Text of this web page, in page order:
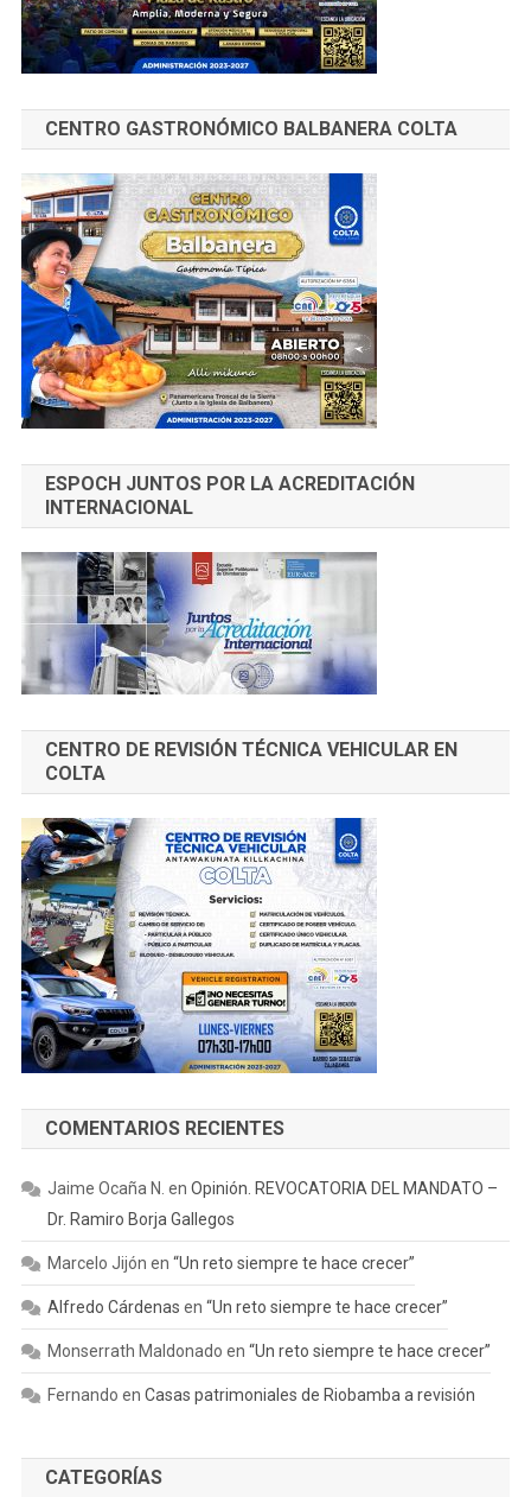
CENTRO GASTRONÓMICO BALBANERA COLTA
ESPOCH JUNTOS POR LA ACREDITACIÓN
INTERNACIONAL
CENTRO DE REVISIÓN TÉCNICA VEHICULAR EN
COLTA
COMENTARIOS RECIENTES
Jaime Ocaña N. en Opinión. REVOCATORIA DEL MANDATO –
Dr. Ramiro Borja Gallegos
Marcelo Jijón en “Un reto siempre te hace crecer”
Alfredo Cárdenas en “Un reto siempre te hace crecer”
Monserrath Maldonado en “Un reto siempre te hace crecer”
Fernando en Casas patrimoniales de Riobamba a revisión
CATEGORÍAS